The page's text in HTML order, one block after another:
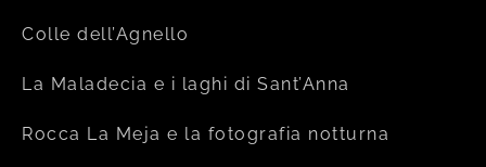
Colle dell’Agnello
La Maladecia e i laghi di Sant’Anna
Rocca La Meja e la fotografia notturna